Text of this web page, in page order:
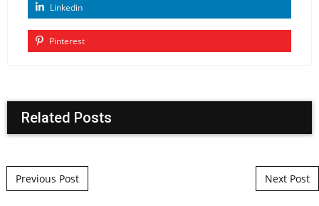
Linkedin
Pinterest
Related Posts
Post navigation
Previous Post Next Post